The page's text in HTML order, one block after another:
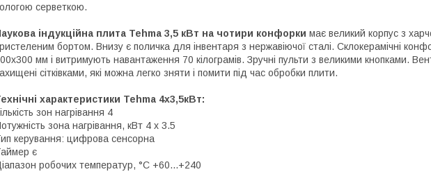
серветкою.
індукційна плита Tehma 3,5 кВт на чотири конфорки має великий корпус з
бортом. Внизу є поличка для інвентаря з нержавіючої сталі. Склокерамічні
мм і витримують навантаження 70 кілограмів. Зручні пульти з великими кнопками.
сітківками, які можна легко зняти і помити під час обробки плити.
характеристики Tehma 4x3,5кВт:
зон нагрівання 4
зона нагрівання, кВт 4 x 3.5
керування: цифрова сенсорна
є
робочих температур, °C +60...+240